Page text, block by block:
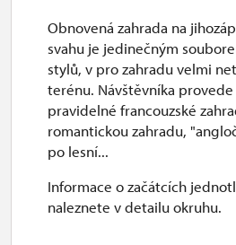
Obnovená zahrada na
svahu je jedinečným
stylů, v pro zahradu velmi
terénu. Návštěvníka
pravidelné francouzské
romantickou zahradu,
po lesní...
Informace o začátcích
naleznete v detailu okruhu.